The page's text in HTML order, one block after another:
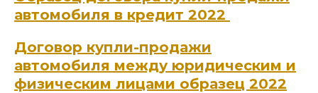
автомобиля в кредит 2022
Договор купли-продажи
автомобиля между юридическим и
физическим лицами образец 2022